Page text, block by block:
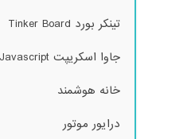
تینکر بورد Tinker Board
جاوا اسکریپت Javascript
خانه هوشمند
درایور موتور